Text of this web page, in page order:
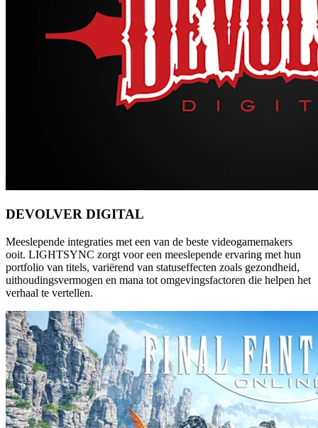
DEVOLVER DIGITAL
Meeslepende integraties met een van de beste videogamemakers
ooit. LIGHTSYNC zorgt voor een meeslepende ervaring met hun
portfolio van titels, variërend van statuseffecten zoals gezondheid,
uithoudingsvermogen en mana tot omgevingsfactoren die helpen het
verhaal te vertellen.